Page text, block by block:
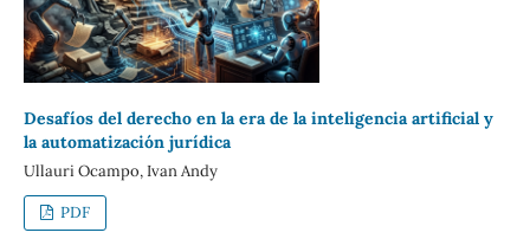
Desafíos del derecho en la era de la inteligencia artificial y
la automatización jurídica
Ullauri Ocampo, Ivan Andy
PDF